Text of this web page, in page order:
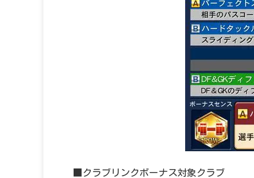
■クラブリンクボーナス対象クラブ